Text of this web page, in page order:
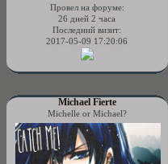
Провел на форуме:
26 дней 2 часа
Последний визит:
2017-05-09 17:20:06
Michael Fierte
Michelle or Michael?